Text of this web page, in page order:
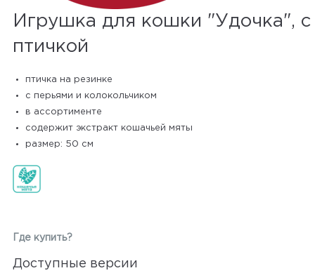
Игрушка для кошки "Удочка", с
птичкой
птичка на резинке
с перьями и колокольчиком
в ассортименте
содержит экстракт кошачьей мяты
размер: 50 см
Где купить?
Доступные версии